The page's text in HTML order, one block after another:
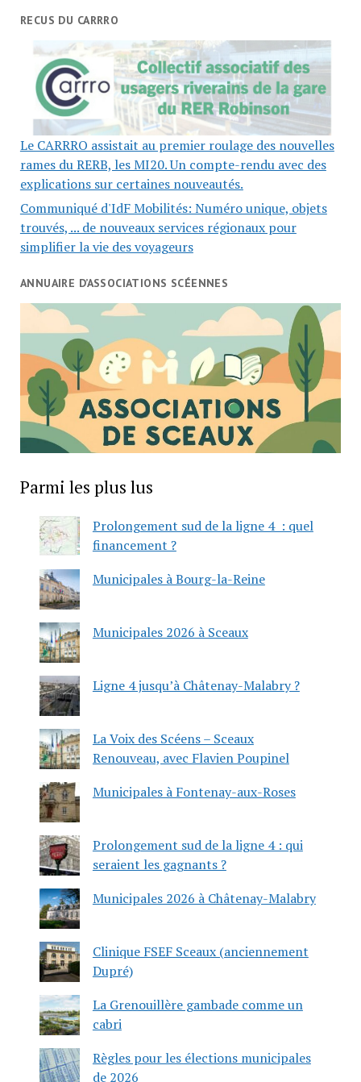
RECUS DU CARRRO
Le CARRRO assistait au premier roulage des nouvelles
rames du RERB, les MI20. Un compte-rendu avec des
explications sur certaines nouveautés.
Communiqué d'IdF Mobilités: Numéro unique, objets
trouvés, ... de nouveaux services régionaux pour
simplifier la vie des voyageurs
ANNUAIRE D’ASSOCIATIONS SCÉENNES
Parmi les plus lus
Prolongement sud de la ligne 4 : quel
financement ?
Municipales à Bourg-la-Reine
Municipales 2026 à Sceaux
Ligne 4 jusqu’à Châtenay-Malabry ?
La Voix des Scéens – Sceaux
Renouveau, avec Flavien Poupinel
Municipales à Fontenay-aux-Roses
Prolongement sud de la ligne 4 : qui
seraient les gagnants ?
Municipales 2026 à Châtenay-Malabry
Clinique FSEF Sceaux (anciennement
Dupré)
La Grenouillère gambade comme un
cabri
Règles pour les élections municipales
de 2026